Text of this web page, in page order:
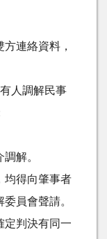
連絡資料，
人調解民事
聲請：
解。
均得向肇事者
員會聲請。
定判決有同一